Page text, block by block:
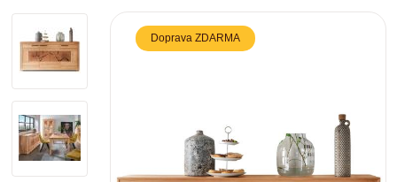
Doprava ZDARMA